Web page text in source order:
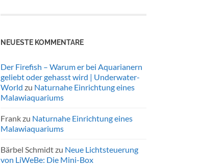
NEUESTE KOMMENTARE
Der Firefish – Warum er bei Aquarianern
geliebt oder gehasst wird | Underwater-
World zu Naturnahe Einrichtung eines
Malawiaquariums
Frankzu Naturnahe Einrichtung eines
Malawiaquariums
Bärbel Schmidtzu Neue Lichtsteuerung
von LiWeBe: Die Mini-Box